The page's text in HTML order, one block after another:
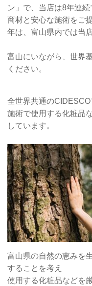
ン」で、当店は8年連
商材と安心な施術をご
年は、富山県内では当
富山にいながら、世界
ください。
全世界共通の
施術で使用する化粧品
しています。
富山県の自然の恵みを
することを考え
使用する化粧品などを